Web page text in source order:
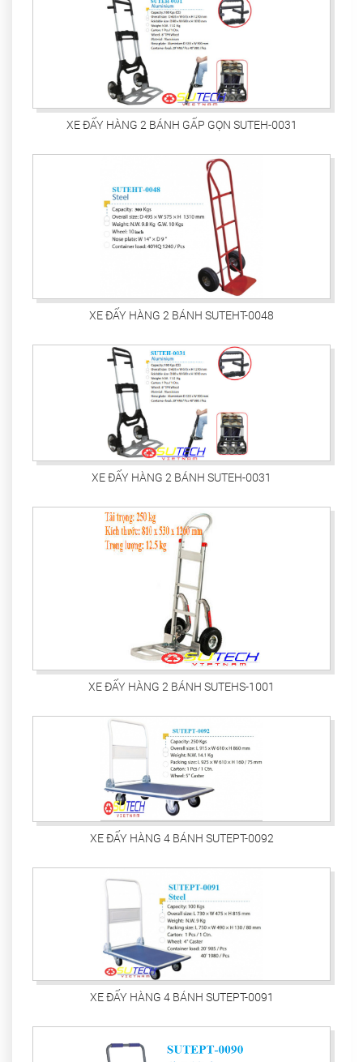
XE ĐẨY HÀNG 2 BÁNH GẤP GỌN SUTEH-0031
XE ĐẨY HÀNG 2 BÁNH SUTEHT-0048
XE ĐẨY HÀNG 2 BÁNH SUTEH-0031
XE ĐẨY HÀNG 2 BÁNH SUTEHS-1001
XE ĐẨY HÀNG 4 BÁNH SUTEPT-0092
XE ĐẨY HÀNG 4 BÁNH SUTEPT-0091